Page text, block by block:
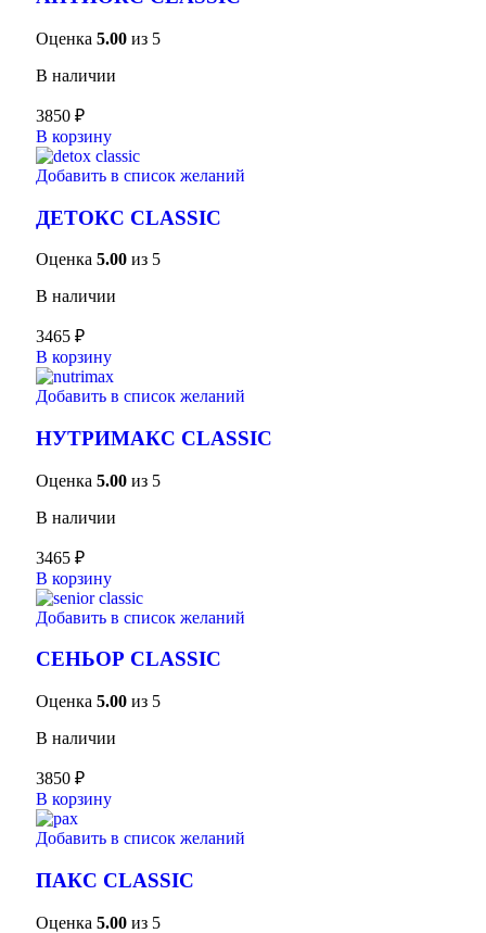
Оценка 5.00 из 5
В наличии
3850 ₽
В корзину
Добавить в список желаний
ДЕТОКС CLASSIC
Оценка 5.00 из 5
В наличии
3465 ₽
В корзину
Добавить в список желаний
НУТРИМАКС CLASSIC
Оценка 5.00 из 5
В наличии
3465 ₽
В корзину
Добавить в список желаний
СЕНЬОР CLASSIC
Оценка 5.00 из 5
В наличии
3850 ₽
В корзину
Добавить в список желаний
ПАКС CLASSIC
Оценка 5.00 из 5